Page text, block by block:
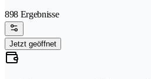
898 Ergebnisse
Jetzt geöffnet